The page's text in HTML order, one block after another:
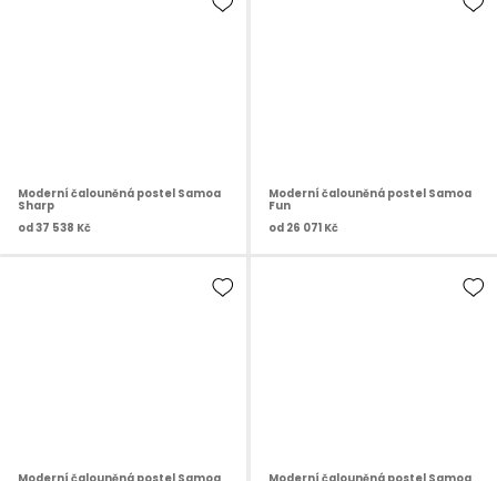
Moderní čalouněná postel Samoa
Sharp
od37 538 Kč
Moderní čalouněná postel Samoa
Fun
od 26 071 Kč
Moderní čalouněná postel Samoa Moderní čalouněná postel Samoa